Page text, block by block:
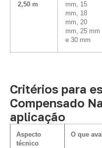
2,50 m
mm, 15
mm, 18
mm, 20
mm, 25 mm
e 30 mm
Critérios para
Compensado
aplicação
Aspecto
técnico
O que